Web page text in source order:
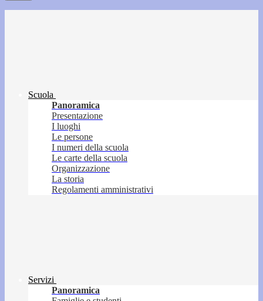
Scuola
Panoramica
Presentazione
I luoghi
Le persone
I numeri della scuola
Le carte della scuola
Organizzazione
La storia
Regolamenti amministrativi
Servizi
Panoramica